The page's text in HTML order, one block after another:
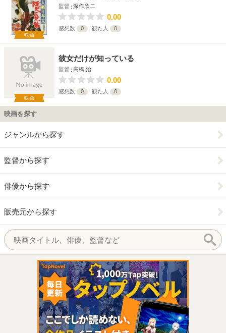
映画
監督 深作欣二
0.00
感想数 0 観た人 0
映画
彼女だけが知っている
監督 高橋 治
0.00
感想数 0 観た人 0
映画を探す
ジャンルから探す
監督から探す
俳優から探す
販売元から探す